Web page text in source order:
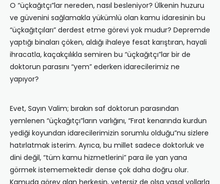
O “üçkağıtçı”lar nereden, nasıl besleniyor? Ülkenin huzuru
ve güvenini sağlamakla yükümlü olan kamu idaresinin bu
“üçkağıtçıları” derdest etme görevi yok mudur? Depremde
yaptığı binaları çöken, aldığı ihaleye fesat karıştıran, hayali
ihracatla, kaçakçılıkla semiren bu “üçkağıtçı”lar bir de
doktorun parasını “yem” ederken idarecilerimiz ne
yapıyor?
Evet, Sayın Valim; bırakın saf doktorun parasından
yemlenen “üçkağıtçı”ların varlığını, “Fırat kenarında kurdun
yediği koyundan idarecilerimizin sorumlu olduğu”nu sizlere
hatırlatmak isterim. Ayrıca, bu millet sadece doktorluk ve
dini değil, “tüm kamu hizmetlerini” para ile yan yana
görmek istememektedir dense çok daha doğru olur.